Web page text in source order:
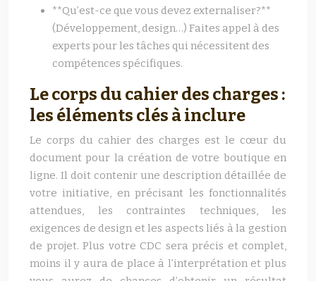
**Qu’est-ce que vous devez externaliser?**
(Développement, design…) Faites appel à des
experts pour les tâches qui nécessitent des
compétences spécifiques.
Le corps du cahier des charges :
les éléments clés à inclure
Le corps du cahier des charges est le cœur du
document pour la création de votre boutique en
ligne. Il doit contenir une description détaillée de
votre initiative, en précisant les fonctionnalités
attendues, les contraintes techniques, les
exigences de design et les aspects liés à la gestion
de projet. Plus votre CDC sera précis et complet,
moins il y aura de place à l’interprétation et plus